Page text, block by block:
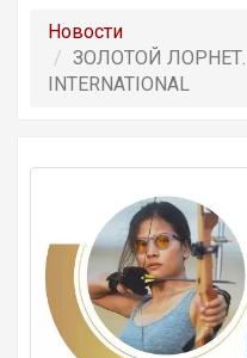
Новости
ЗОЛОТОЙ ЛОРНЕТ.
INTERNATIONAL